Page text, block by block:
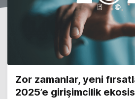
Zor zamanlar, yeni
2025’e girişimcilik